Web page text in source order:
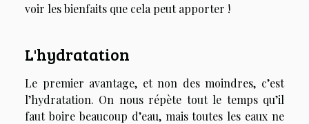
voir les bienfaits que cela peut apporter !
L'hydratation
Le premier avantage, et non des moindres, c’est
l’hydratation. On nous répète tout le temps qu’il
faut boire beaucoup d’eau, mais toutes les eaux ne